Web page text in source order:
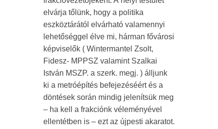
elvárja tőlünk, hogy a politika
eszköztárától elvárható valamennyi
lehetőséggel élve mi, hárman fővárosi
képviselők ( Wintermantel Zsolt,
Fidesz- MPPSZ valamint Szalkai
István MSZP. a szerk. megj. ) álljunk
ki a metróépítés befejezéséért és a
döntések során mindig jelenítsük meg
– ha kell a frakciónk véleményével
ellentétben is – ezt az újpesti akaratot.